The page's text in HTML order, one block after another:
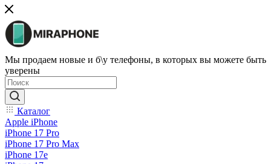
Мы продаем новые и б\у телефоны, в которых вы можете быть
уверены
Каталог
Apple iPhone
iPhone 17 Pro
iPhone 17 Pro Max
iPhone 17e